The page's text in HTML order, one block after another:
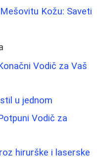
Kožu: Saveti
Vodič za Vaš
u jednom
Vodič za
hirurške i laserske